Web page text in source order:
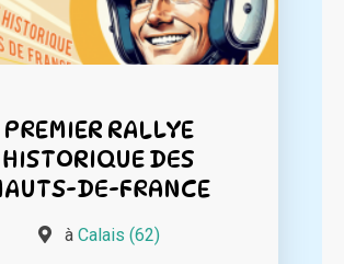
PREMIER RALLYE
HISTORIQUE DES
DE-FRANCE
à Calais (62)